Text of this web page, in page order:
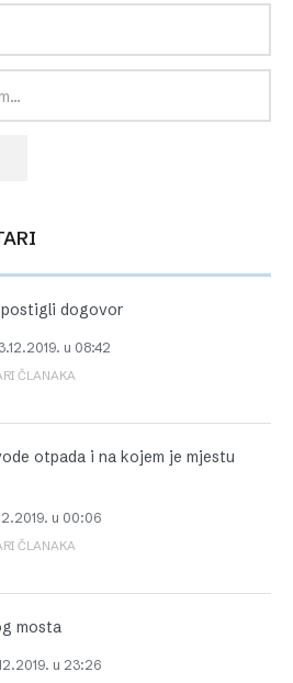
dogovor
u 08:42
ČLANAKA
otpada i na kojem je mjestu
u 00:06
ČLANAKA
mosta
u 23:26